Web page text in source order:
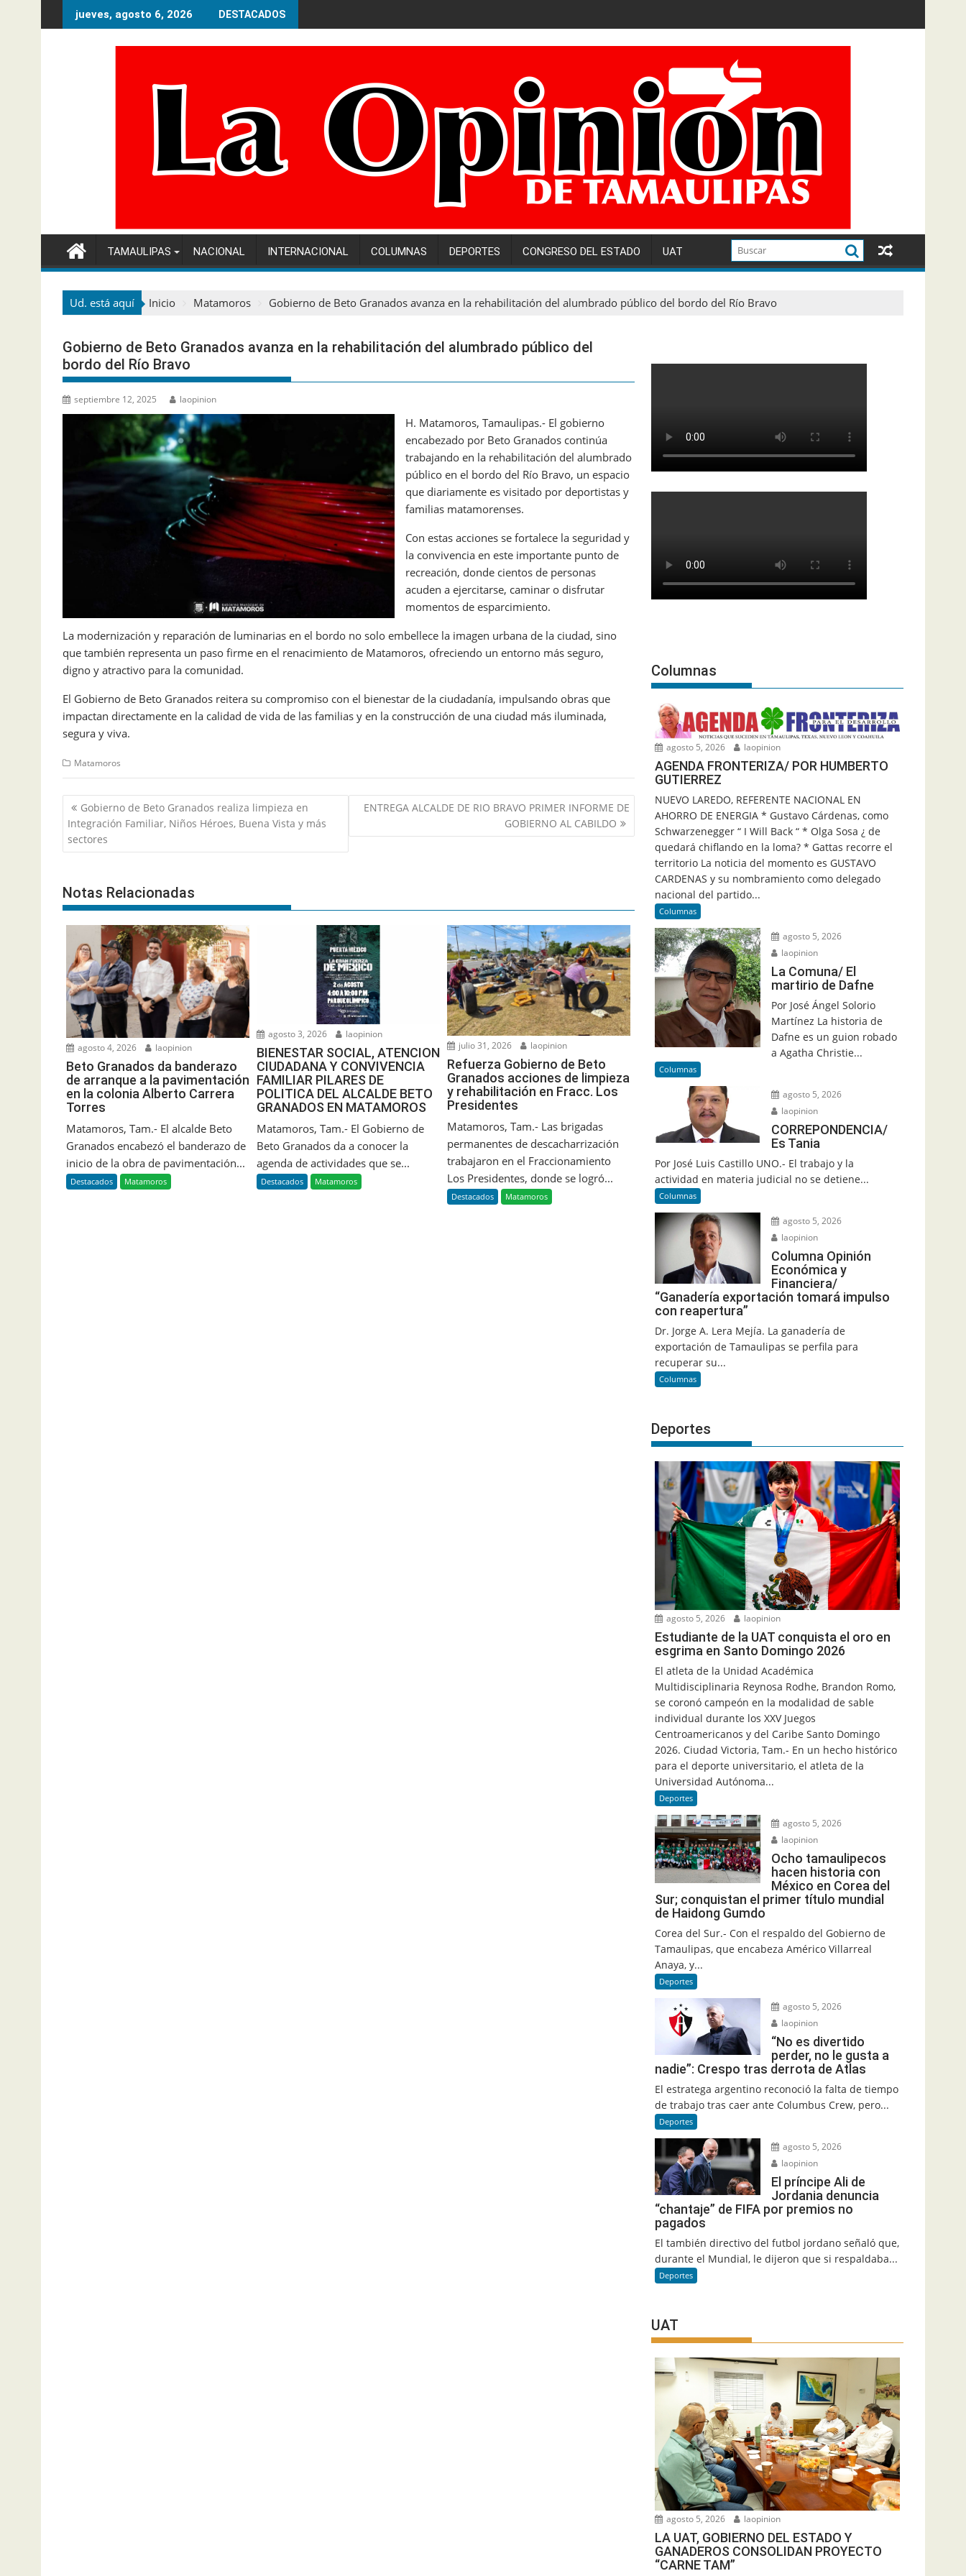
al
jueves, agosto 6, 2026 DESTACADOS
TAMAULIPAS NACIONAL INTERNACIONAL COLUMNAS DEPORTES CONGRESO DEL ESTADO UAT
Ud. está aquí Inicio Matamoros Gobierno de Beto Granados avanza en la rehabilitación del alumbrado público del bordo del Río Bravo
Gobierno de Beto Granados avanza en la rehabilitación del alumbrado público del
bordo del Río Bravo
septiembre 12, 2025 laopinion
H. Matamoros, Tamaulipas.- El gobierno
encabezado por Beto Granados continúa
trabajando en la rehabilitación del alumbrado
público en el bordo del Río Bravo, un espacio
que diariamente es visitado por deportistas y
familias matamorenses.
Con estas acciones se fortalece la seguridad y
la convivencia en este importante punto de
recreación, donde cientos de personas
acuden a ejercitarse, caminar o disfrutar
momentos de esparcimiento.
La modernización y reparación de luminarias en el bordo no solo embellece la imagen urbana de la ciudad, sino
que también representa un paso firme en el renacimiento de Matamoros, ofreciendo un entorno más seguro,
digno y atractivo para la comunidad.
El Gobierno de Beto Granados reitera su compromiso con el bienestar de la ciudadanía, impulsando obras que
impactan directamente en la calidad de vida de las familias y en la construcción de una ciudad más iluminada,
segura y viva.
Matamoros
Navegación
de
entradas
Gobierno de Beto Granados realiza limpieza en
Integración Familiar, Niños Héroes, Buena Vista y más
sectores
ENTREGA ALCALDE DE RIO BRAVO PRIMER INFORME DE
GOBIERNO AL CABILDO
Notas Relacionadas
agosto 4, 2026 laopinion
Beto Granados da banderazo
de arranque a la pavimentación
en la colonia Alberto Carrera
Torres
Matamoros, Tam.- El alcalde Beto
Granados encabezó el banderazo de
inicio de la obra de pavimentación...
Destacados Matamoros
agosto 3, 2026 laopinion
BIENESTAR SOCIAL, ATENCION
CIUDADANA Y CONVIVENCIA
FAMILIAR PILARES DE
POLITICA DEL ALCALDE BETO
GRANADOS EN MATAMOROS
Matamoros, Tam.- El Gobierno de
Beto Granados da a conocer la
agenda de actividades que se...
Destacados Matamoros
julio 31, 2026 laopinion
Refuerza Gobierno de Beto
Granados acciones de limpieza
y rehabilitación en Fracc. Los
Presidentes
Matamoros, Tam.- Las brigadas
permanentes de descacharrización
trabajaron en el Fraccionamiento
Los Presidentes, donde se logró...
Destacados Matamoros
Columnas
agosto 5, 2026 laopinion
AGENDA FRONTERIZA/ POR HUMBERTO
GUTIERREZ
NUEVO LAREDO, REFERENTE NACIONAL EN
AHORRO DE ENERGIA * Gustavo Cárdenas, como
Schwarzenegger “ I Will Back “ * Olga Sosa ¿ de
quedará chiflando en la loma? * Gattas recorre el
territorio La noticia del momento es GUSTAVO
CARDENAS y su nombramiento como delegado
nacional del partido...
Columnas
agosto 5, 2026
laopinion
La Comuna/ El
martirio de Dafne
Por José Ángel Solorio
Martínez La historia de
Dafne es un guion robado
a Agatha Christie...
Columnas
agosto 5, 2026
laopinion
CORREPONDENCIA/
Es Tania
Por José Luis Castillo UNO.- El trabajo y la
actividad en materia judicial no se detiene...
Columnas
agosto 5, 2026
laopinion
Columna Opinión
Económica y
Financiera/
“Ganadería exportación tomará impulso
con reapertura”
Dr. Jorge A. Lera Mejía. La ganadería de
exportación de Tamaulipas se perfila para
recuperar su...
Columnas
Deportes
agosto 5, 2026 laopinion
Estudiante de la UAT conquista el oro en
esgrima en Santo Domingo 2026
El atleta de la Unidad Académica
Multidisciplinaria Reynosa Rodhe, Brandon Romo,
se coronó campeón en la modalidad de sable
individual durante los XXV Juegos
Centroamericanos y del Caribe Santo Domingo
2026. Ciudad Victoria, Tam.- En un hecho histórico
para el deporte universitario, el atleta de la
Universidad Autónoma...
Deportes
agosto 5, 2026
laopinion
Ocho tamaulipecos
hacen historia con
México en Corea del
Sur; conquistan el primer título mundial
de Haidong Gumdo
Corea del Sur.- Con el respaldo del Gobierno de
Tamaulipas, que encabeza Américo Villarreal
Anaya, y...
Deportes
agosto 5, 2026
laopinion
“No es divertido
perder, no le gusta a
nadie”: Crespo tras derrota de Atlas
El estratega argentino reconoció la falta de tiempo
de trabajo tras caer ante Columbus Crew, pero...
Deportes
agosto 5, 2026
laopinion
El príncipe Ali de
Jordania denuncia
“chantaje” de FIFA por premios no
pagados
El también directivo del futbol jordano señaló que,
durante el Mundial, le dijeron que si respaldaba...
Deportes
UAT
agosto 5, 2026 laopinion
LA UAT, GOBIERNO DEL ESTADO Y
GANADEROS CONSOLIDAN PROYECTO
“CARNE TAM”